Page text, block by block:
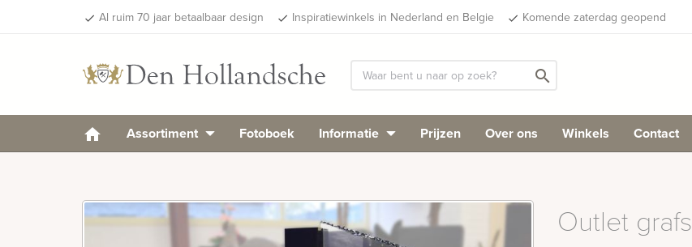
done Al ruim 70 jaar betaalbaar design done Inspiratiewinkels in Nederland en Belgie done Komende zaterdag geopend
search
Assortiment Fotoboek Informatie Prijzen Over ons Winkels Contact
Outlet